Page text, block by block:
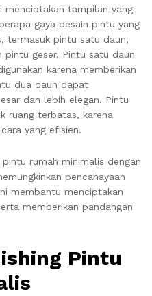
menciptakan tampilan yang
gaya desain pintu yang
termasuk pintu satu daun,
geser. Pintu satu daun
karena memberikan
dua daun dapat
dan lebih elegan. Pintu
ruang terbatas, karena
yang efisien.
rumah minimalis dengan
pencahayaan
membantu menciptakan
memberikan pandangan
Pintu